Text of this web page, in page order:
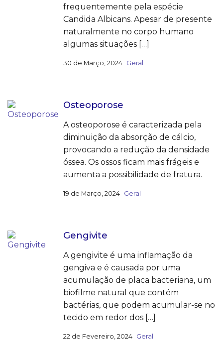
frequentemente pela espécie
Candida Albicans. Apesar de presente
naturalmente no corpo humano
algumas situações […]
30 de Março, 2024 Geral
Osteoporose
A osteoporose é caracterizada pela
diminuição da absorção de cálcio,
provocando a redução da densidade
óssea. Os ossos ficam mais frágeis e
aumenta a possibilidade de fratura.
19 de Março, 2024 Geral
Gengivite
A gengivite é uma inflamação da
gengiva e é causada por uma
acumulação de placa bacteriana, um
biofilme natural que contém
bactérias, que podem acumular-se no
tecido em redor dos […]
22 de Fevereiro, 2024 Geral